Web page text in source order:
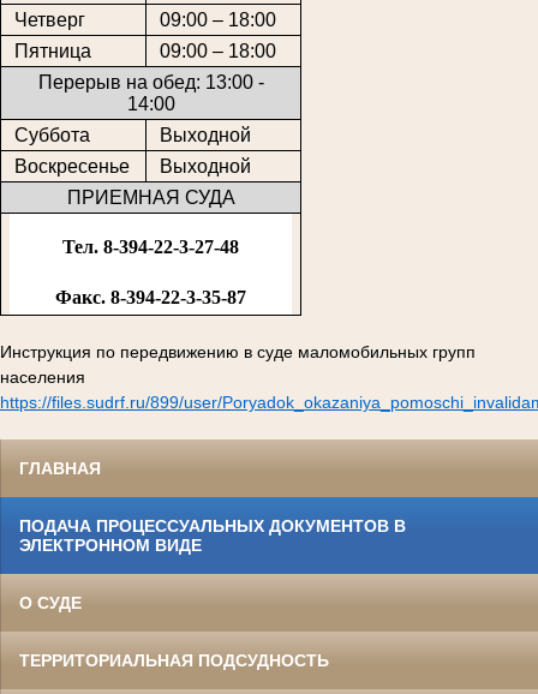
Четверг
09:00 – 18:00
Пятница
09:00 – 18:00
Перерыв на обед: 13:00 -
14:00
Суббота
Выходной
Воскресенье
Выходной
ПРИЕМНАЯ СУДА
Тел. 8-394-22-3-27-48
Факс. 8-394-22-3-35-87
Инструкция по передвижению в суде маломобильных групп
населения
https://files.sudrf.ru/899/user/
ГЛАВНАЯ
ПОДАЧА ПРОЦЕССУАЛЬНЫХ ДОКУМЕНТОВ В
ЭЛЕКТРОННОМ ВИДЕ
О СУДЕ
ТЕРРИТОРИАЛЬНАЯ ПОДСУДНОСТЬ